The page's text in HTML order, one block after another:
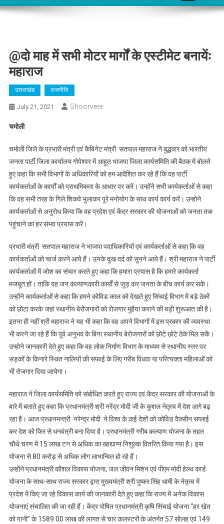
@दो माह में सभी मोटर मार्गों के एस्टीमेट बनायेंः
महाराज
उत्तराखंड राजनीति
July 21, 2021 Shoorveer
चमोली
चमोली जिले के प्रभारी मंत्री एवं कैबिनेट मंत्री सतपाल महाराज ने बुद्धवार को भारतीय
जनता पार्टी जिला कार्यालय गोपेश्वर में आहूत भाजपा जिला कार्यसमिति की बैठक में बोलते
हुए कहा कि सभी विभागों के अधिकारियों को हम आदेशित कर रहे हैं कि वह पार्टी
कार्यकर्ताओं के कार्यों को प्राथमिकता के आधार पर करें। उन्होंने सभी कार्यकर्ताओं से कहा
कि वह सभी तरह के गिले शिकवे भुलाकर पूरे मनोयोग के साथ कार्य कार्य करें। उन्होने
कार्यकर्ताओं से अनुरोध किया कि वह प्रदेश एवं केंद्र सरकार की योजनाओं को जनता तक
पहुंचाने का हर संभव प्रयास करें।
प्रभारी मंत्री सतपाल महाराज ने भाजपा पदाधिकारियों एवं कार्यकर्ताओं से कहा कि वह
कार्यकर्ताओं को चार्ज करने आये हैं। उनके दुख दर्द को सुनने आये हैं। श्री महाराज ने पार्टी
कार्यकर्ताओं में जोश का संचार करते हुए कहा कि हमारा प्रयास है कि हमारे कार्यकर्ता
मजबूत हों। ताकि वह जन कल्याणकारी कार्यों से जुड़ कर जनता के बीच कार्य कर सकें।
उन्होंने कार्यकर्ताओं से कहा कि हमने कोविड काल को देखते हुए सिंचाई विभाग में बड़े ठेकों
को छोटा करके जहां स्थानीय बेरोजगारों को रोजगार मुहैया कराने की बड़ी शुरूआत की है।
इतना ही नहीं श्री महाराज ने यह भी कहा कि वह अपने विभागों में इस प्रकार की व्यवस्था
भी करने जा रहे हैं कि पूर्व अनुभव के बिना स्थानीय बेरोजगारों को छोटे छोटे ठेके मिल सकें।
उन्होने जानकारी देते हुए कहा कि वह लोक निर्माण विभाग के माध्यम से स्थानीय स्तर पर
सड़कों के किनारे स्थित नालियों की सफाई के लिए गरीब विधवा या परित्यक्ता महिलाओं को
भी रोजगार दिया जायेगा।
महाराज ने जिला कार्यसमिति को संबोधित करते हुए राज्य एवं केंद्र सरकार की योजनाओं के
बारे में बताते हुए कहा कि प्रधानमंत्री श्री नरेंद्र मोदी जी के कुशल नेतृत्व में देश आगे बढ़
रहा है। आज प्रधानमन्त्री नरेन्द्र मोदी ने विश्व के कई देशों को कोविड वैक्सीन सप्लाई
कर देश को फिर से धनवंत्री बना दिया है। प्रधानमंत्री गरीब कल्याण योजना के तहत
चौथे चरण में 15 लाख टन से अधिक का खाद्यान्न निशुल्क वितरित किया गया है। इस
योजना से 80 करोड़ से अधिक लोग लाभान्वित हो रहे हैं।
उन्होंने प्रधानमंत्री कौशल विकास योजना, जल जीवन मिशन एवं पीएम मोदी हेल्थ कार्ड
योजना के साथ-साथ राज्य सरकार द्वारा मुख्यमंत्री श्री पुष्कर सिंह धामी के नेतृत्व में
प्रदेश में किए जा रहे विकास कार्य की जानकारी देते हुए कहा कि राज्य में अनेक विकास
योजनाएं संचालित की जा रही हैं। केंद्र पोषित प्रधानमंत्री कृषि सिंचाई योजना “हर खेत
को पानी” के 1589.00 लाख की लागत से चार कलस्टरों के अंतर्गत 57 सोलह एवं 149